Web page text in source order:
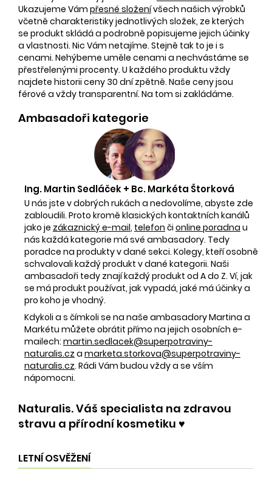
Ukazujeme Vám přesné složenívšech našich výrobků
včetně charakteristiky jednotlivých složek, ze kterých
se produkt skládá a podrobně popisujeme jejich účinky
a vlastnosti. Nic Vám netajíme. Stejně tak to je i s
cenami. Nehýbeme uměle cenami a nechvástáme se
přestřelenými procenty. U každého produktu vždy
najdete historii ceny 30 dní zpětně. Naše ceny jsou
férové a vždy transparentní. Na tom si zakládáme.
Ambasadoři kategorie
Ing. Martin Sedláček + Bc. Markéta Štorková
U nás jste v dobrých rukách a nedovolíme, abyste zde
zabloudili. Proto kromě klasických kontaktních kanálů
jako je zákaznický e-mail, telefon či online poradna u
nás každá kategorie má své ambasadory. Tedy
poradce na produkty v dané sekci. Kolegy, kteří osobně
schvalovali každý produkt v dané kategorii. Naši
ambasadoři tedy znají každý produkt od A do Z. Ví, jak
se má produkt používat, jak vypadá, jaké má účinky a
pro koho je vhodný.
Kdykoli a s čímkoli se na naše ambasadory Martina a
Markétu můžete obrátit přímo na jejich osobních e-
mailech: martin.sedlacek@superpotraviny-
naturalis.cz a marketa.storkova@superpotraviny-
naturalis.cz. Rádi Vám budou vždy a se vším
nápomocni.
Naturalis. Váš specialista na zdravou
stravu a přírodní kosmetiku ♥️
LETNÍ OSVĚŽENÍ